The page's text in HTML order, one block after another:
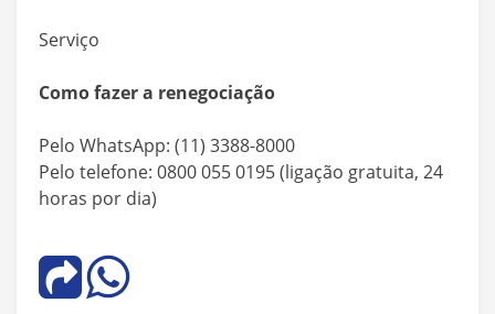
Serviço
Como fazer a renegociação
Pelo WhatsApp: (11) 3388-8000
Pelo telefone: 0800 055 0195 (ligação gratuita, 24
horas por dia)